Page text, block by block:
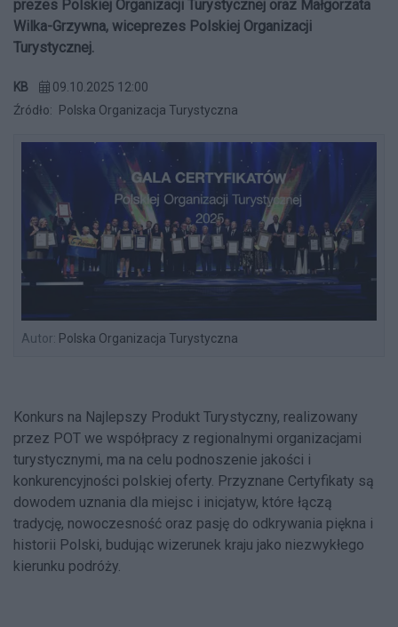
prezes Polskiej Organizacji Turystycznej oraz Małgorzata
Wilka-Grzywna, wiceprezes Polskiej Organizacji
Turystycznej.
KB
09.10.2025 12:00
Źródło:
Polska Organizacja Turystyczna
Autor: Polska Organizacja Turystyczna
Konkurs na Najlepszy Produkt Turystyczny, realizowany
przez POT we współpracy z regionalnymi organizacjami
turystycznymi, ma na celu podnoszenie jakości i
konkurencyjności polskiej oferty. Przyznane Certyfikaty są
dowodem uznania dla miejsc i inicjatyw, które łączą
tradycję, nowoczesność oraz pasję do odkrywania piękna i
historii Polski, budując wizerunek kraju jako niezwykłego
kierunku podróży.